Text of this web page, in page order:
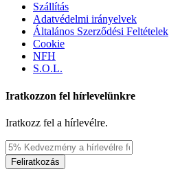
Szállítás
Adatvédelmi irányelvek
Általános Szerződési Feltételek
Cookie
NFH
S.O.L.
Iratkozzon fel hírlevelünkre
Iratkozz fel a hírlevélre.
Feliratkozás